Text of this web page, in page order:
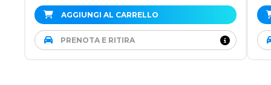
AGGIUNGI AL CARRELLO
PRENOTA E RITIRA